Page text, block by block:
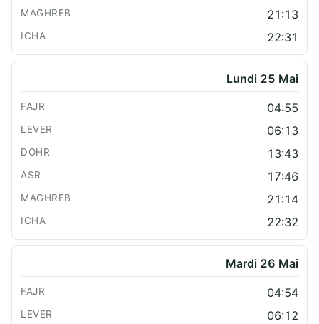
21:13
22:31
Lundi 25 Mai
04:55
06:13
13:43
17:46
21:14
22:32
Mardi 26 Mai
04:54
06:12